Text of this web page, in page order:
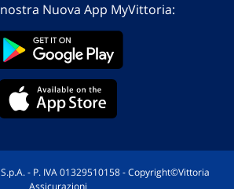
Nuova App MyVittoria:
- P. IVA 01329510158 - Copyright©Vittoria
Assicurazioni